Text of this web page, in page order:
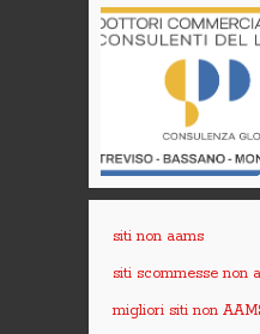
siti non aams
siti scommesse non
migliori siti non